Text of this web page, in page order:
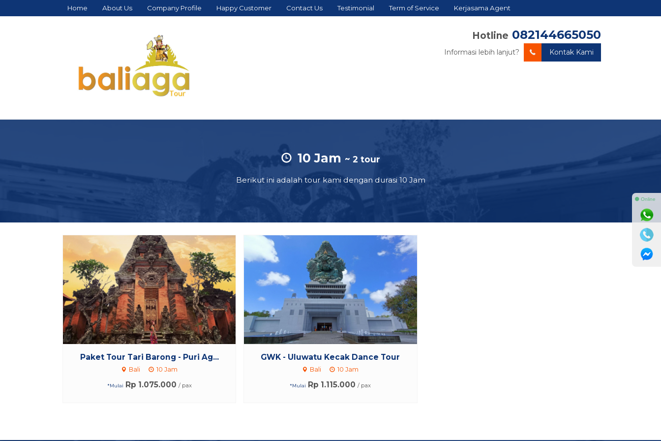
Home About Us Company Profile Happy Customer Contact Us Testimonial Term of Service Kerjasama Agent
Hotline 082144665050
Informasi lebih lanjut? Kontak Kami
10 Jam ~ 2 tour
Berikut ini adalah tour kami dengan durasi 10 Jam
Paket Tour Tari Barong - Puri Ag...
Bali 10 Jam
*Mulai Rp 1.075.000 / pax
GWK - Uluwatu Kecak Dance Tour
Bali 10 Jam
*Mulai Rp 1.115.000 / pax
⚫ Online